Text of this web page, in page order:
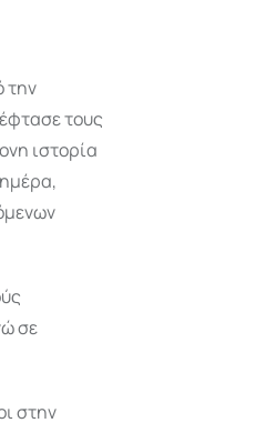
την
τους
ιστορία
σε
στην